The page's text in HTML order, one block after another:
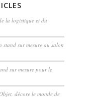
la logistique et du
sur mesure au salon
sur mesure pour le
décore le monde de